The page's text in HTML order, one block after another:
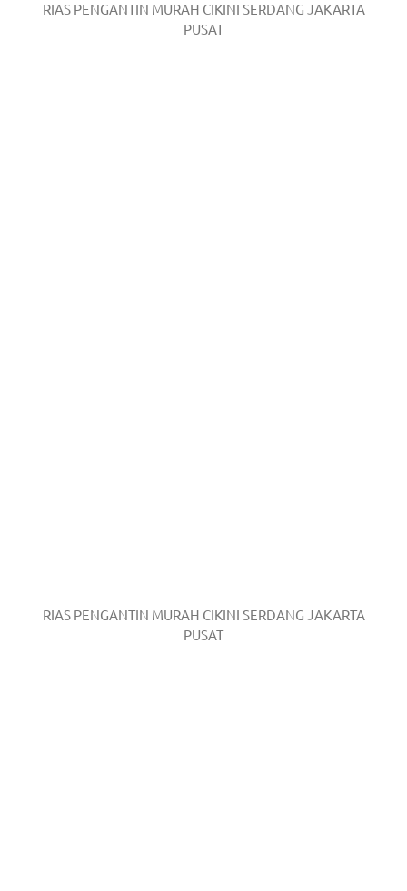
RIAS PENGANTIN MURAH CIKINI SERDANG JAKARTA
PUSAT
RIAS PENGANTIN MURAH CIKINI SERDANG JAKARTA
PUSAT